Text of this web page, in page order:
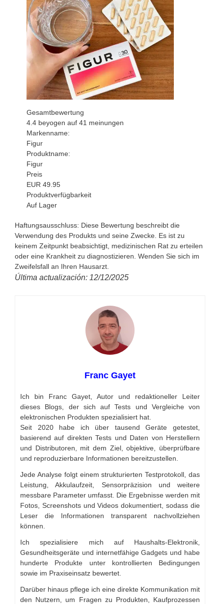
Gesamtbewertung
4.4 beyogen auf41 meinungen
Markenname:
Figur
Produktname:
Figur
Preis
EUR 49.95
Produktverfügbarkeit
Auf Lager
Haftungsausschluss: Diese Bewertung beschreibt die
Verwendung des Produkts und seine Zwecke. Es ist zu
keinem Zeitpunkt beabsichtigt, medizinischen Rat zu erteilen
oder eine Krankheit zu diagnostizieren. Wenden Sie sich im
Zweifelsfall an Ihren Hausarzt.
Última actualización: 12/12/2025
Franc Gayet
Ich bin Franc Gayet, Autor und redaktioneller Leiter
dieses Blogs, der sich auf Tests und Vergleiche von
elektronischen Produkten spezialisiert hat.
Seit 2020 habe ich über tausend Geräte getestet,
basierend auf direkten Tests und Daten von Herstellern
und Distributoren, mit dem Ziel, objektive, überprüfbare
und reproduzierbare Informationen bereitzustellen.
Jede Analyse folgt einem strukturierten Testprotokoll, das
Leistung, Akkulaufzeit, Sensorpräzision und weitere
messbare Parameter umfasst. Die Ergebnisse werden mit
Fotos, Screenshots und Videos dokumentiert, sodass die
Leser die Informationen transparent nachvollziehen
können.
Ich spezialisiere mich auf Haushalts-Elektronik,
Gesundheitsgeräte und internetfähige Gadgets und habe
hunderte Produkte unter kontrollierten Bedingungen
sowie im Praxiseinsatz bewertet.
Darüber hinaus pflege ich eine direkte Kommunikation mit
den Nutzern, um Fragen zu Produkten, Kaufprozessen